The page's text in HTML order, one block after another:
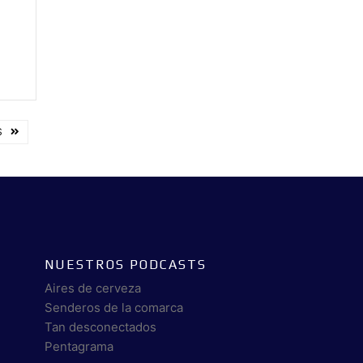
NUESTROS PODCASTS
Aires de cerveza
Senderos de la comarca
Tan desconectados
Pentagrama